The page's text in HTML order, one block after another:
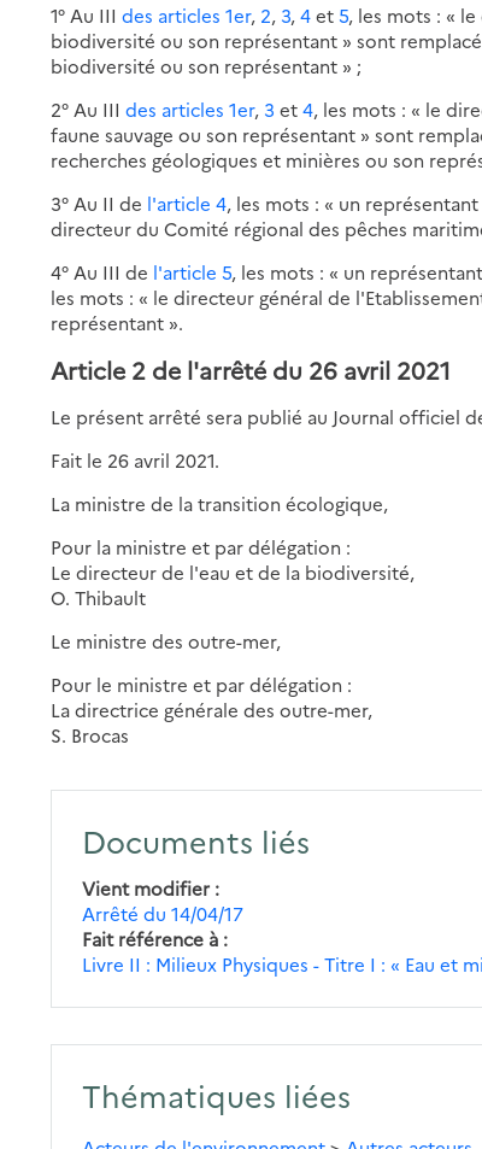
1° Au IIIdes articles 1er, 2, 3,4et5, les mots : «
biodiversité ou son représentant » sont
biodiversité ou son représentant » ;
2° Au IIIdes articles 1er, 3 et4, les mots : « le
faune sauvage ou son représentant » sont
recherches géologiques et minières ou son
3° Au II de l'article 4, les mots : « un
directeur du Comité régional des pêches
4° Au III de l'article 5, les mots : « un
les mots : « le directeur général de
représentant ».
Article 2 de l'arrêté du 26 avril 2021
Le présent arrêté sera publié au Journal officiel
Fait le 26 avril 2021.
La ministre de la transition écologique,
Pour la ministre et par délégation :
Le directeur de l'eau et de la biodiversité,
O. Thibault
Le ministre des outre-mer,
Pour le ministre et par délégation :
La directrice générale des outre-mer,
S. Brocas
Documents liés
Vient modifier
Arrêté du 14/04/17
Fait référence à
Livre II : Milieux Physiques - Titre I : « Eau et
Thématiques liées